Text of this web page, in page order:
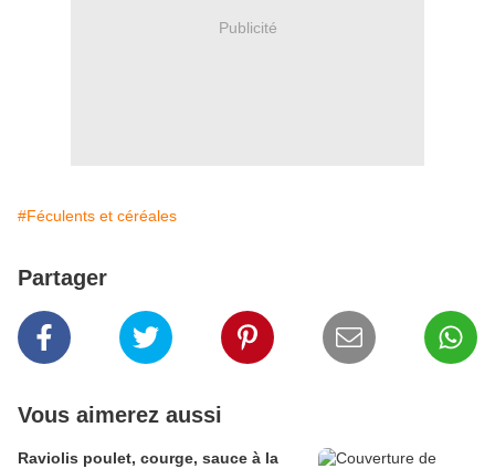
Publicité
#Féculents et céréales
Partager
Vous aimerez aussi
Raviolis poulet, courge, sauce à la